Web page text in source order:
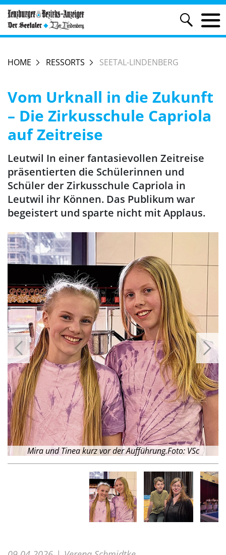
HOME RESSORTS SEETAL-LINDENBERG
Vom Urknall in die Zukunft
– Die Zirkusschule Capriola
auf Zeitreise
Leutwil In einer fantasievollen Zeitreise
präsentierten die Schülerinnen und
Schüler der Zirkusschule Capriola in
Leutwil ihr Können. Das Publikum war
begeistert und sparte nicht mit Applaus.
Mira und Tinea kurz vor der Aufführung.Foto: VSc